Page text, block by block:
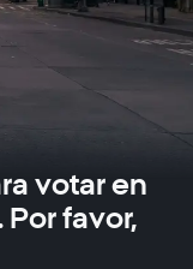
votar en
favor,